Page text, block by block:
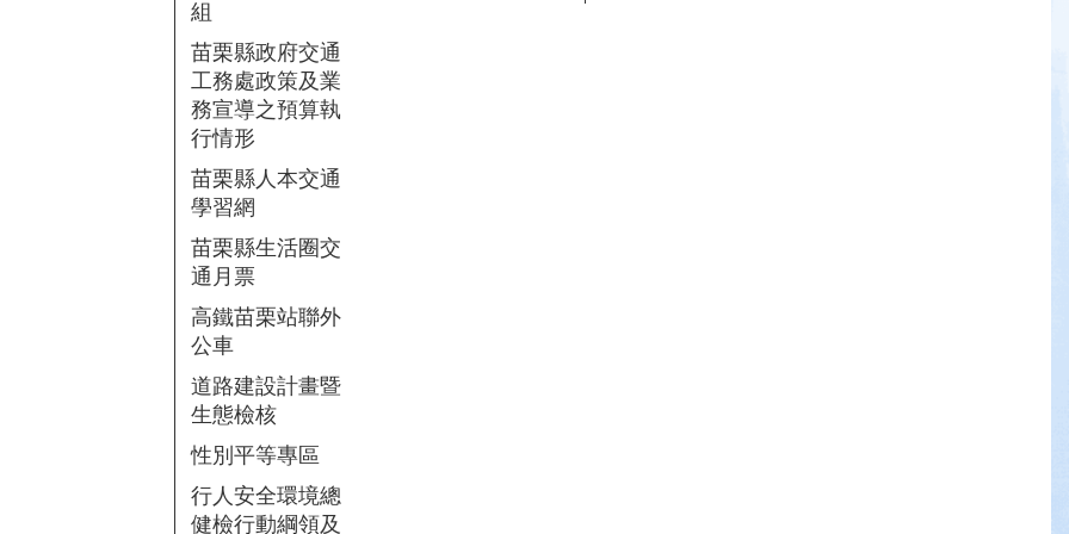
組
苗栗縣政府交通
工務處政策及業
務宣導之預算執
行情形
苗栗縣人本交通
學習網
苗栗縣生活圈交
通月票
高鐵苗栗站聯外
公車
道路建設計畫暨
生態檢核
性別平等專區
行人安全環境總
健檢行動綱領及